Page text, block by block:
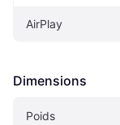
AirPlay
Dimensions
Poids